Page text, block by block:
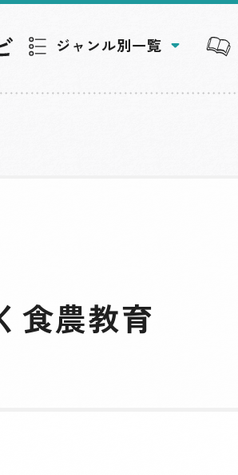
ジャンル別一覧
食農教育